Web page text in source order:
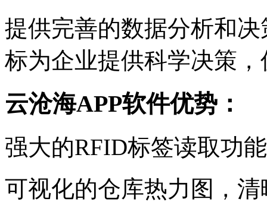
提供完善的数据分析和
标为企业提供科学决策
云沧海APP软件优势：
强大的RFID标签读取功
可视化的仓库热力图，